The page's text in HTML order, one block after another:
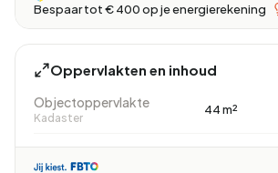
Bespaar tot € 400 op je energierekening
Oppervlakten en inhoud
Objectoppervlakte
Kadaster
44 m²